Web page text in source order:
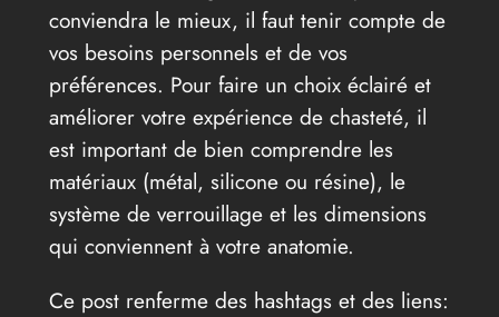
conviendra le mieux, il faut tenir compte de
vos besoins personnels et de vos
préférences. Pour faire un choix éclairé et
améliorer votre expérience de chasteté, il
est important de bien comprendre les
matériaux (métal, silicone ou résine), le
système de verrouillage et les dimensions
qui conviennent à votre anatomie.
Ce post renferme des hashtags et des liens: